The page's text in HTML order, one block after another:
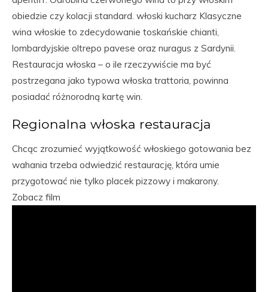
obiedzie czy kolacji standard. włoski kucharz Klasyczne
wina włoskie to zdecydowanie toskańskie chianti,
lombardyjskie oltrepo pavese oraz nuragus z Sardynii.
Restauracja włoska – o ile rzeczywiście ma być
postrzegana jako typowa włoska trattoria, powinna
posiadać różnorodną kartę win.
Regionalna włoska restauracja
Chcąc zrozumieć wyjątkowość włoskiego gotowania bez
wahania trzeba odwiedzić restaurację, która umie
przygotować nie tylko placek pizzowy i makarony.
Zobacz film